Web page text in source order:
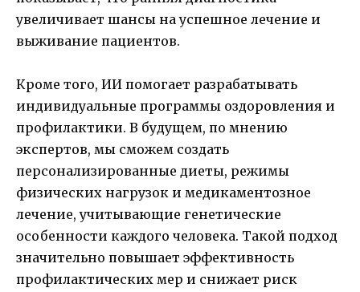
увеличивает шансы на успешное лечение и
выживание пациентов.
Кроме того, ИИ помогает разрабатывать
индивидуальные программы оздоровления и
профилактики. В будущем, по мнению
экспертов, мы сможем создать
персонализированные диеты, режимы
физических нагрузок и медикаментозное
лечение, учитывающие генетические
особенности каждого человека. Такой подход
значительно повышает эффективность
профилактических мер и снижает риск